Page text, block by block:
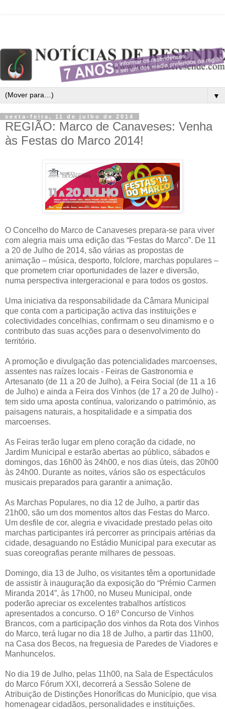
▼
sexta-feira, 11 de julho de 2014
REGIÃO: Marco de Canaveses: Venha
às Festas do Marco 2014!
O Concelho do Marco de Canaveses prepara-se para viver
com alegria mais uma edição das “Festas do Marco”. De 11
a 20 de Julho de 2014, são várias as propostas de
animação – música, desporto, folclore, marchas populares –
que prometem criar oportunidades de lazer e diversão,
numa perspectiva intergeracional e para todos os gostos.
Uma iniciativa da responsabilidade da Câmara Municipal
que conta com a participação activa das instituições e
colectividades concelhias, confirmam o seu dinamismo e o
contributo das suas acções para o desenvolvimento do
território.
A promoção e divulgação das potencialidades marcoenses,
assentes nas raízes locais - Feiras de Gastronomia e
Artesanato (de 11 a 20 de Julho), a Feira Social (de 11 a 16
de Julho) e ainda a Feira dos Vinhos (de 17 a 20 de Julho) -
tem sido uma aposta contínua, valorizando o património, as
paisagens naturais, a hospitalidade e a simpatia dos
marcoenses.
As Feiras terão lugar em pleno coração da cidade, no
Jardim Municipal e estarão abertas ao público, sábados e
domingos, das 16h00 às 24h00, e nos dias úteis, das 20h00
às 24h00. Durante as noites, vários são os espectáculos
musicais preparados para garantir a animação.
As Marchas Populares, no dia 12 de Julho, a partir das
21h00, são um dos momentos altos das Festas do Marco.
Um desfile de cor, alegria e vivacidade prestado pelas oito
marchas participantes irá percorrer as principais artérias da
cidade, desaguando no Estádio Municipal para executar as
suas coreografias perante milhares de pessoas.
Domingo, dia 13 de Julho, os visitantes têm a oportunidade
de assistir à inauguração da exposição do “Prémio Carmen
Miranda 2014”, às 17h00, no Museu Municipal, onde
poderão apreciar os excelentes trabalhos artísticos
apresentados a concurso. O 16º Concurso de Vinhos
Brancos, com a participação dos vinhos da Rota dos Vinhos
do Marco, terá lugar no dia 18 de Julho, a partir das 11h00,
na Casa dos Becos, na freguesia de Paredes de Viadores e
Manhuncelos.
No dia 19 de Julho, pelas 11h00, na Sala de Espectáculos
do Marco Fórum XXI, decorrerá a Sessão Solene de
Atribuição de Distinções Honoríficas do Município, que visa
homenagear cidadãos, personalidades e instituições.